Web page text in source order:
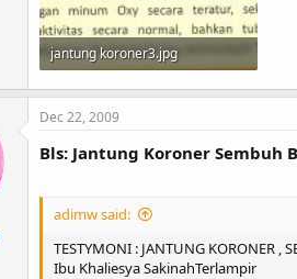
jantung koroner3.jpg
609 KB · Views: 429
Dec 22, 2009
Bls: Jantung Koroner
adimw said:
TESTYMONI : JANTUNG KORONER ,
Ibu Khaliesya SakinahTerlampir